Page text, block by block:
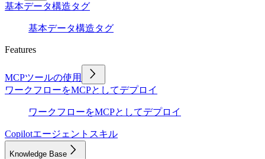
基本データ構造タグ
基本データ構造タグ
Features
MCPツールの使用
ワークフローをMCPとしてデプロイ
ワークフローをMCPとしてデプロイ
Copilotエージェントスキル
Knowledge Base